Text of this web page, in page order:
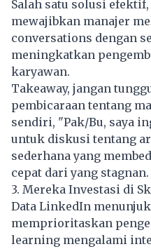
Salah satu solusi
mewajibkan manajer
conversations dengan
meningkatkan
karyawan.
Takeaway, jangan
pembicaraan tentang
sendiri, "Pak/Bu, saya
untuk diskusi tentang
sederhana yang
cepat dari yang stagnan.
3. Mereka Investasi di
Data LinkedIn
memprioritaskan
learning mengalami